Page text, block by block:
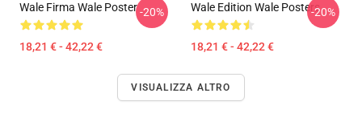
Wale Firma Wale Poster
18,21 € - 42,22 €
-20% Wale Edition Wale Posters
18,21 € - 42,22 €
-20%
VISUALIZZA ALTRO